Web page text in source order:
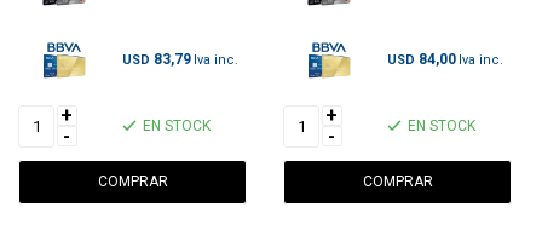
USD 83,79
+
-
EN STOCK
USD 84,00
+
-
EN STOCK